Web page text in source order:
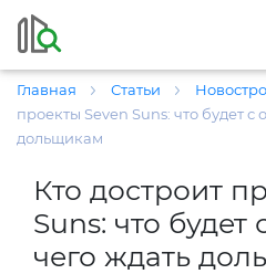
Главная Статьи
проекты Seven Suns: что будет с
дольщикам
Кто достроит
Suns: что
чего ждать